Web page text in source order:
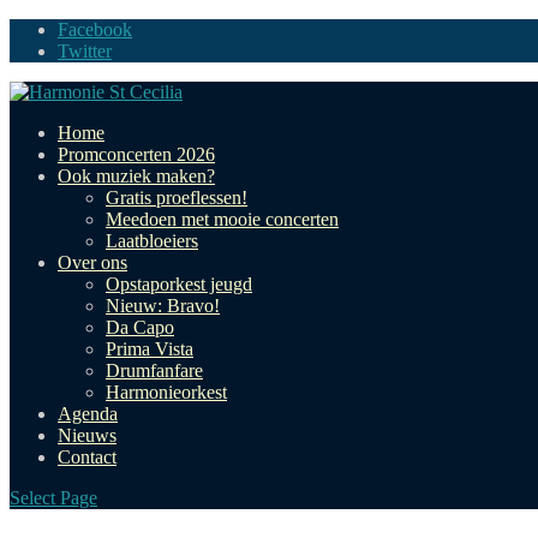
Facebook
Twitter
Home
Promconcerten 2026
Ook muziek maken?
Gratis proeflessen!
Meedoen met mooie concerten
Laatbloeiers
Over ons
Opstaporkest jeugd
Nieuw: Bravo!
Da Capo
Prima Vista
Drumfanfare
Harmonieorkest
Agenda
Nieuws
Contact
Select Page